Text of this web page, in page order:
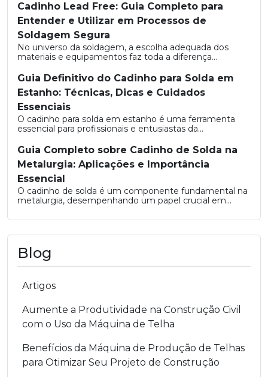
Cadinho Lead Free: Guia Completo para
Entender e Utilizar em Processos de
Soldagem Segura
No universo da soldagem, a escolha adequada dos
materiais e equipamentos faz toda a diferença...
Guia Definitivo do Cadinho para Solda em
Estanho: Técnicas, Dicas e Cuidados
Essenciais
O cadinho para solda em estanho é uma ferramenta
essencial para profissionais e entusiastas da...
Guia Completo sobre Cadinho de Solda na
Metalurgia: Aplicações e Importância
Essencial
O cadinho de solda é um componente fundamental na
metalurgia, desempenhando um papel crucial em...
Blog
Artigos
Aumente a Produtividade na Construção Civil
com o Uso da Máquina de Telha
Benefícios da Máquina de Produção de Telhas
para Otimizar Seu Projeto de Construção